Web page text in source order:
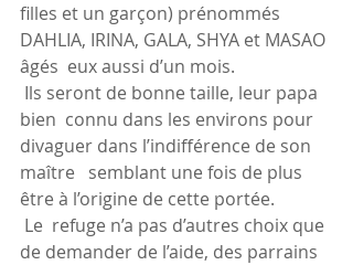
filles et un garçon) prénommés
DAHLIA, IRINA, GALA, SHYA et MASAO
âgés  eux aussi d’un mois.
bien  connu dans les environs pour
divaguer dans l’indifférence de son
maître   semblant une fois de plus
être à l’origine de cette portée.
de demander de l’aide, des parrains